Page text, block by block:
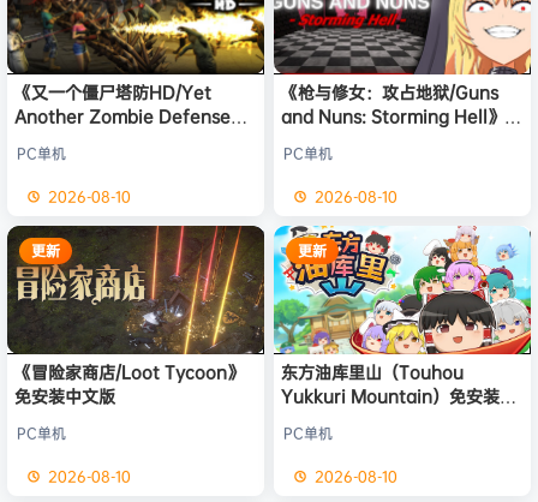
《又一个僵尸塔防HD/Yet
Another Zombie Defense
PC单机
2026-08-10
《枪与修女：攻占地狱/Guns
and Nuns: Storming Hell》免
PC单机
2026-08-10
更新
《冒险家商店/Loot Tycoon》
免安装中文版
PC单机
2026-08-10
更新
东方油库里山（Touhou
Yukkuri Mountain）免安装中
PC单机
2026-08-10